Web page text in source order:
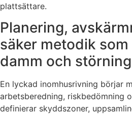
plattsättare.
Planering,
säker metodik
damm och
En lyckad inomhusrivning börjar
arbetsberedning, riskbedömning
definierar skyddszoner,